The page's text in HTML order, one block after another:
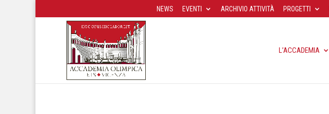
NEWS EVENTI ARCHIVIO ATTIVITÀ PROGETTI
L’ACCADEMIA